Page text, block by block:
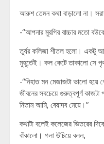
আরুশ তেমন কথা বাড়ালো না।‌
-“আপনার মুরগির বাচ্চার মতো
তুর্যর কলিজা শীতল হলো। একটু
মুহূর্তেই। কল কেটে তাকালো সে
-“নিহাত মন মেজাজটা ভালো
জীবনের সবচেয়ে গুরুত্বপূর্ণ
নিতাম আমি, বেয়াদব মেয়ে।”
কথাটা বলেই কলেজের ভিতরের
বাঁকালো। গলা উঁচিয়ে বলল,